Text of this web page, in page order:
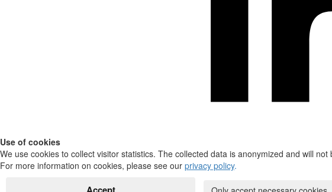
Use of cookies
We use cookies to collect visitor statistics. The collected data is anonymized and will
For more information on cookies, please see our privacy policy.